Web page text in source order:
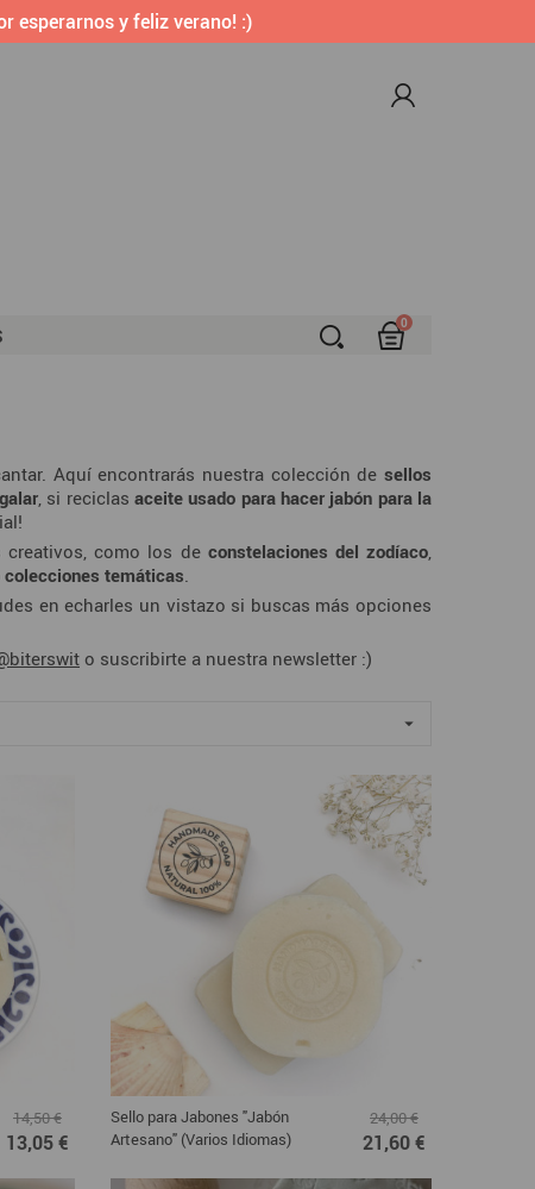
esperarnos y feliz verano! :)
0
Aquí encontrarás nuestra colección desellos
, si reciclas aceite usado para hacer jabón para la
creativos, como los de constelaciones del zodíaco
temáticas
en echarles un vistazo si buscas más opciones
o suscribirte a nuestra newsletter :)

14,50 €
13,05 €
Sello para Jabones "Jabón
Artesano" (Varios Idiomas)
24,00 €
21,60 €